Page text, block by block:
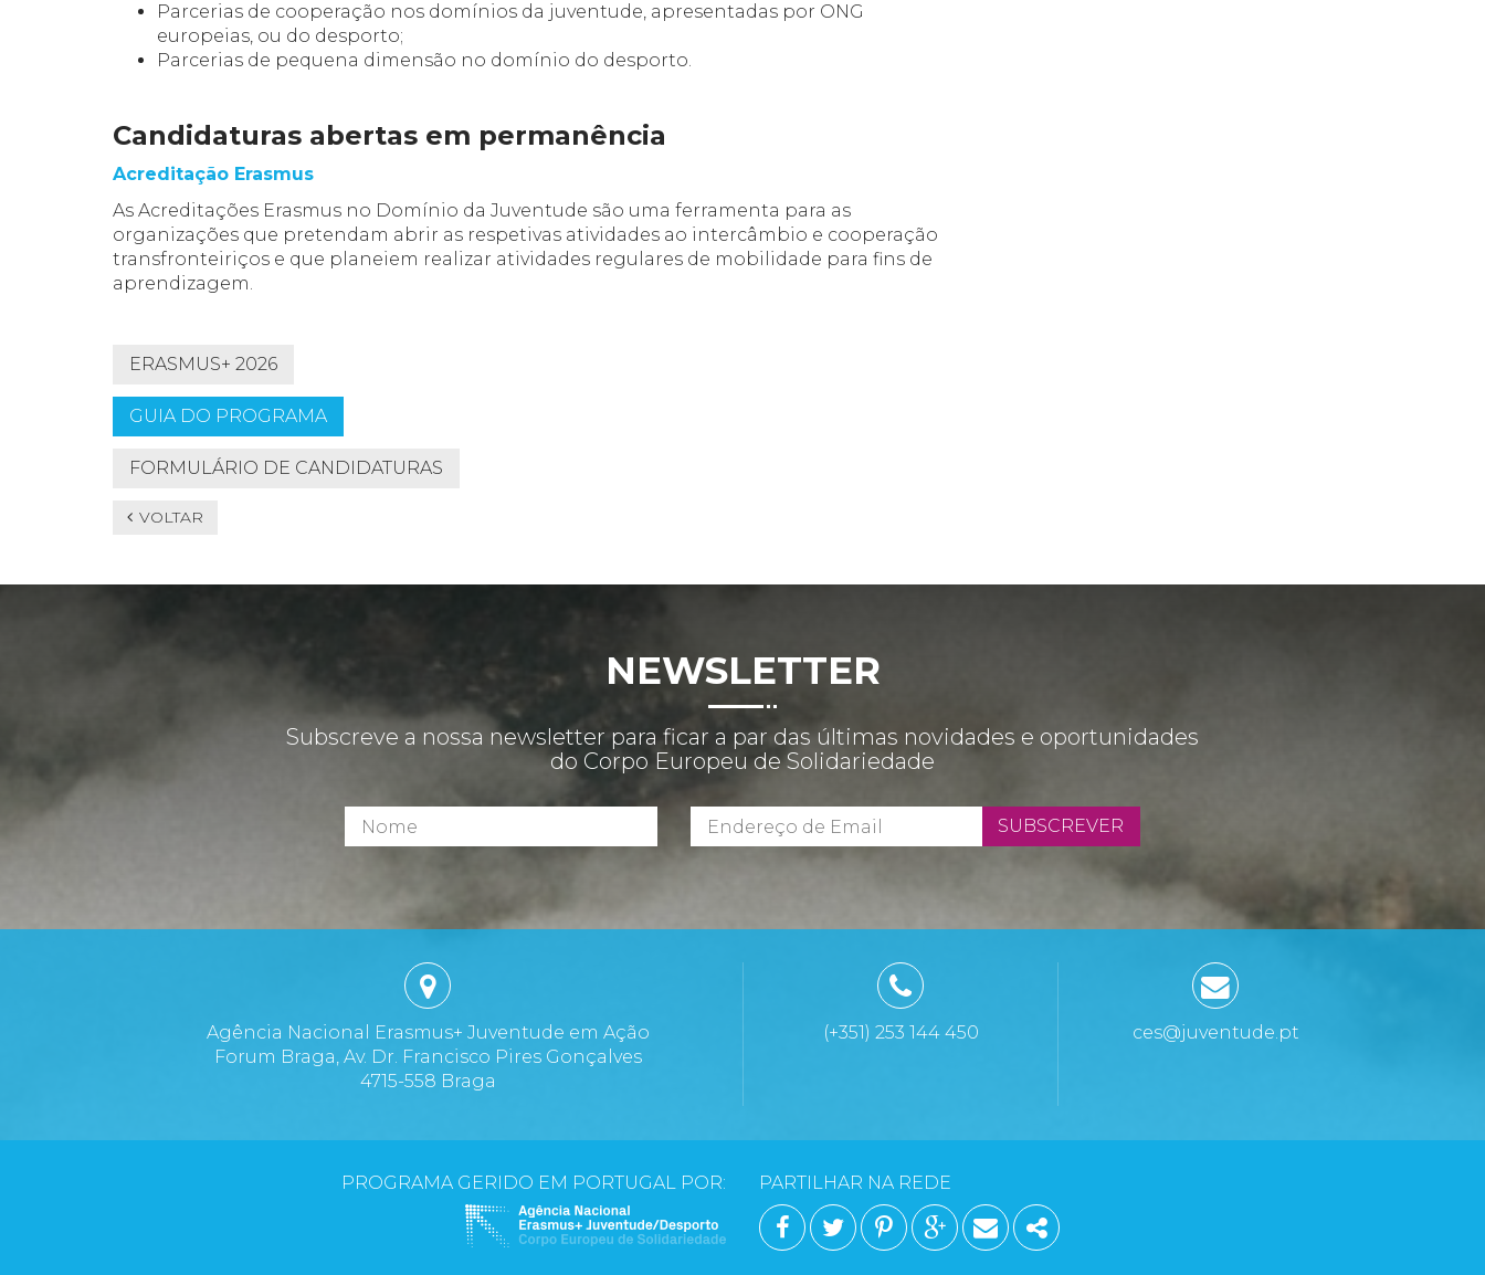
Parcerias de cooperação nos domínios da juventude, apresentadas por ONG
europeias, ou do desporto;
Parcerias de pequena dimensão no domínio do desporto.
Candidaturas abertas em permanência
Acreditação Erasmus
As Acreditações Erasmus no Domínio da Juventude são uma ferramenta para as
organizações que pretendam abrir as respetivas atividades ao intercâmbio e cooperação
transfronteiriços e que planeiem realizar atividades regulares de mobilidade para fins de
aprendizagem.
ERASMUS+ 2026
GUIA DO PROGRAMA
FORMULÁRIO DE CANDIDATURAS
VOLTAR
NEWSLETTER
Subscreve a nossa newsletter para ficar a par das últimas novidades e oportunidades
do Corpo Europeu de Solidariedade
SUBSCREVER
Agência Nacional Erasmus+ Juventude em Ação
Forum Braga, Av. Dr. Francisco Pires Gonçalves
4715-558 Braga
(+351) 253 144 450 ces@juventude.pt
PROGRAMA GERIDO EM PORTUGAL POR: PARTILHAR NA REDE
FACEBOOK
TWITTERPINTEREST
GOOGLE PLUS
EMAILSHARE